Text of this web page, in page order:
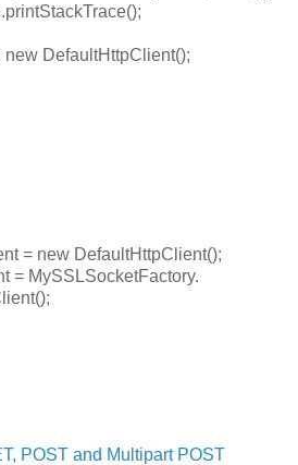
= new DefaultHttpClient();
= MySSLSocketFactory.
POST and Multipart POST